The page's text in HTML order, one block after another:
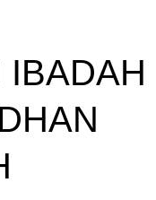
IBADAH